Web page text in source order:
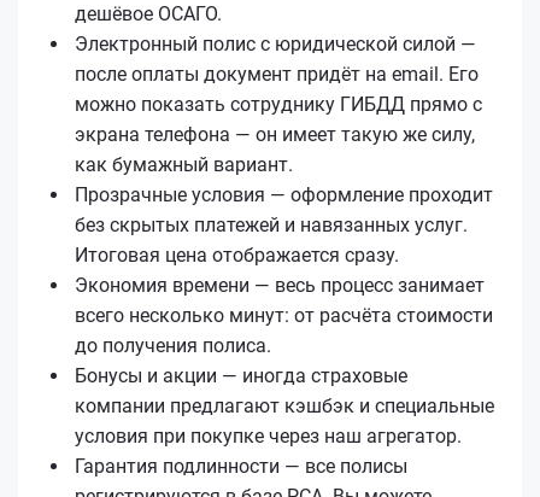
дешёвое ОСАГО.
Электронный полис с юридической силой —
после оплаты документ придёт на email. Его
можно показать сотруднику ГИБДД прямо с
экрана телефона — он имеет такую же силу,
как бумажный вариант.
Прозрачные условия — оформление проходит
без скрытых платежей и навязанных услуг.
Итоговая цена отображается сразу.
Экономия времени — весь процесс занимает
всего несколько минут: от расчёта стоимости
до получения полиса.
Бонусы и акции — иногда страховые
компании предлагают кэшбэк и специальные
условия при покупке через наш агрегатор.
Гарантия подлинности — все полисы